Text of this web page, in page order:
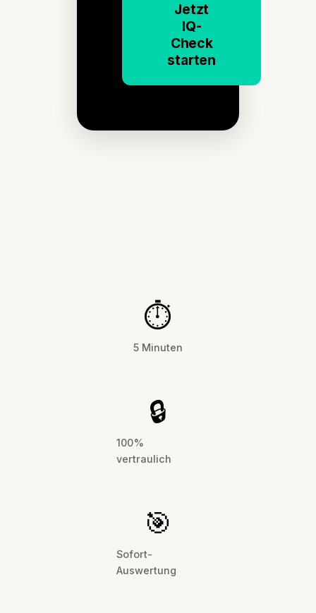
Jetzt
IQ-
Check
starten
⏱️
5 Minuten
🔒
100%
vertraulich
🎯
Sofort-
Auswertung